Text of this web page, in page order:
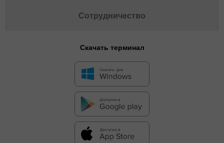
Сотрудничество
Скачать терминал